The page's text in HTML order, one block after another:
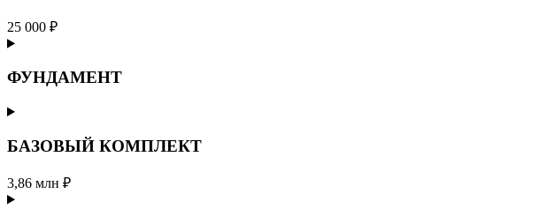
25 000 ₽
ФУНДАМЕНТ
БАЗОВЫЙ КОМПЛЕКТ
3,86 млн ₽